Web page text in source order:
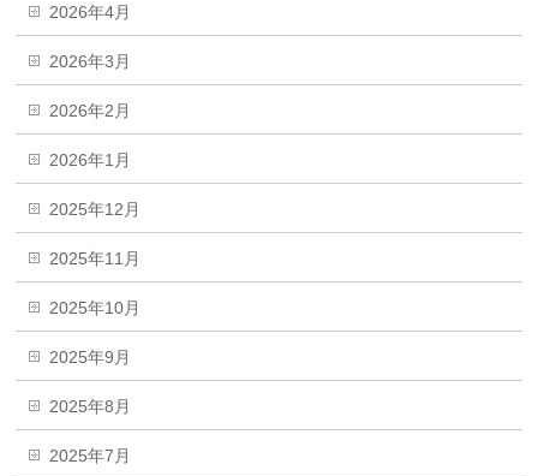
2026年4月
2026年3月
2026年2月
2026年1月
2025年12月
2025年11月
2025年10月
2025年9月
2025年8月
2025年7月